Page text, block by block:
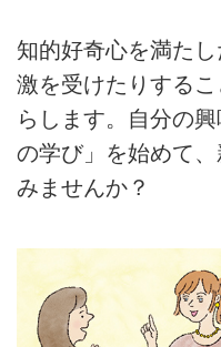
知的好奇心を満た
激を受けたりする
らします。自分の
の学び」を始めて
みませんか？